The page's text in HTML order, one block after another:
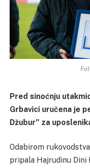
Pred sinoćnju
Grbavici uručena je
Džubur” za
Odabirom
pripala Hajrudinu Dini